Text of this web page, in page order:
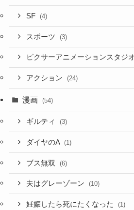
SF (4)
スポーツ (3)
ピクサーアニメーションスタジ
アクション (24)
漫画 (54)
ギルティ (3)
ダイヤのA (1)
ブス無双 (6)
夫はグレーゾーン (10)
妊娠したら死にたくなった (1)